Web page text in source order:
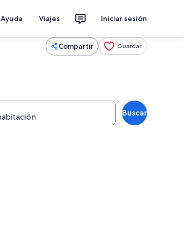
Ayuda Viajes Iniciar sesión
Compartir Guardar
Buscar